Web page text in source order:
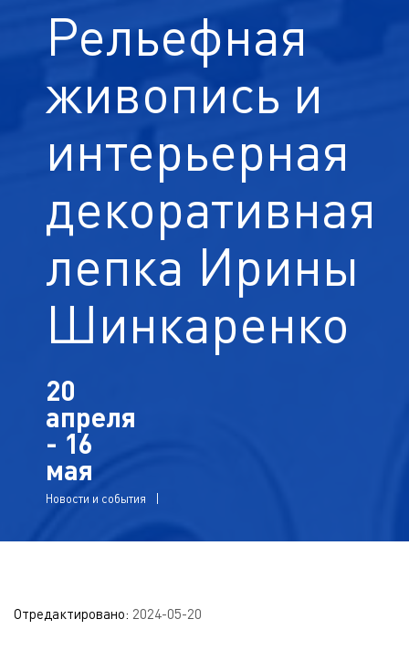
Рельефная
живопись и
интерьерная
декоративная
лепка Ирины
Шинкаренко
20
апреля
- 16
мая
Новости и события
Отредактировано: 2024-05-20